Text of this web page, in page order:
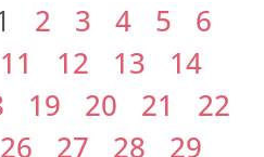
2 3 4 5
6
11 12 13
14
19 20 21
22
26 27 28
29